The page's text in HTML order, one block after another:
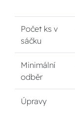
Počet ks v
sáčku
Minimální
odběr
Úpravy